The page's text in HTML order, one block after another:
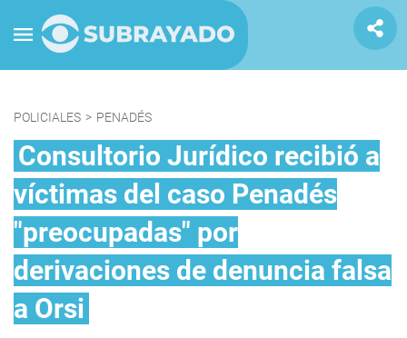
POLICIALES > PENADÉS
Consultorio Jurídico recibió a
víctimas del caso Penadés
"preocupadas" por
derivaciones de denuncia falsa
a Orsi